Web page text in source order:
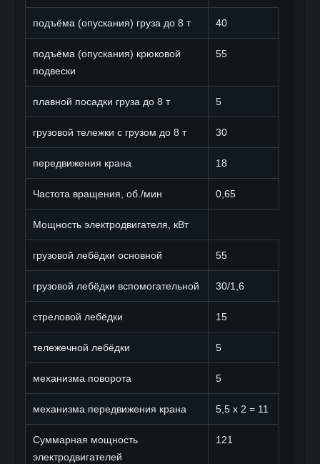
подъёма (опускания) груза до 8 т 40
подъёма (опускания) крюковой
подвески
55
плавной посадки груза до 8 т 5
грузовой тележки с грузом до 8 т 30
передвижения крана 18
Частота вращения, об./мин 0,65
Мощность электродвигателя, кВт
грузовой лебёдки основной 55
грузовой лебёдки вспомогательной 30/1,6
стреловой лебёдки 15
тележечной лебёдки 5
механизма поворота 5
механизма передвижения крана 5,5 х 2 = 11
Суммарная мощность
электродвигателей
121